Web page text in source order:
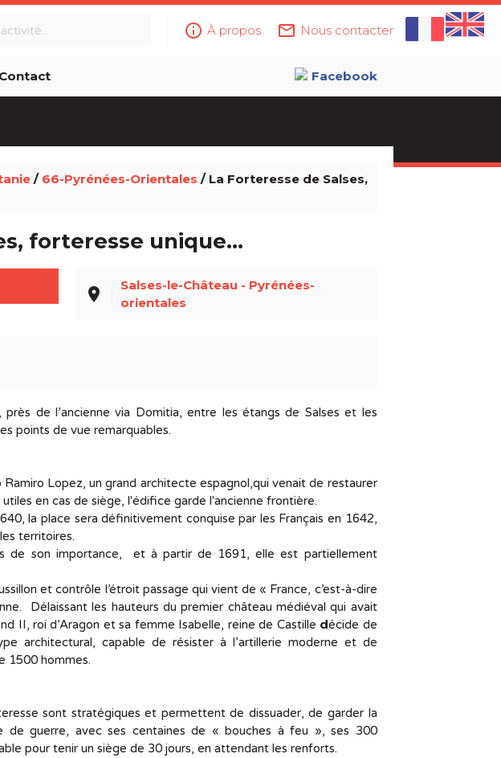
info_outline À propos mail_outline Nous contacter
Contact Facebook
/ 66-Pyrénées-Orientales / La Forteresse de Salses,
forteresse unique…
place
Salses-le-Château - Pyrénées-
orientales
de l’ancienne via Domitia, entre les étangs de Salses et les
points de vue remarquables.
Lopez, un grand architecte espagnol,qui venait de restaurer
en cas de siège, l'édifice garde l'ancienne frontière.
la place sera définitivement conquise par les Français en 1642,
territoires.
de son importance, et à partir de 1691, elle est partiellement
et contrôle l’étroit passage qui vient de « France, c’est-à-dire
Délaissant les hauteurs du premier château médiéval qui avait
II, roi d’Aragon et sa femme Isabelle, reine de Castille décide de
architectural, capable de résister à l’artillerie moderne et de
1500 hommes.
sont stratégiques et permettent de dissuader, de garder la
de guerre, avec ses centaines de « bouches à feu », ses 300
pour tenir un siège de 30 jours, en attendant les renforts.